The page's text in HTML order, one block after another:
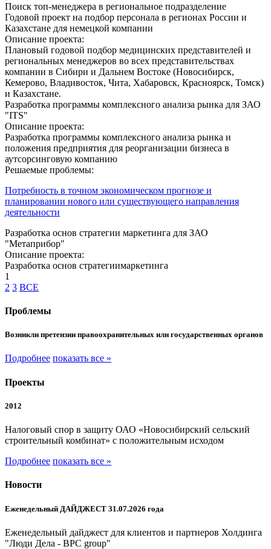
Поиск топ-менеджера в региональное подразделение
Годовой проект на подбор персонала в регионах России и
Казахстане для немецкой компании
Описание проекта:
Плановый годовой подбор медицинских представителей и
региональных менеджеров во всех представительствах
компании в Сибири и Дальнем Востоке (Новосибирск,
Кемерово, Владивосток, Чита, Хабаровск, Красноярск, Томск)
и Казахстане.
Разработка программы комплексного анализа рынка для ЗАО
"ITS"
Описание проекта:
Разработка программы комплексного анализа рынка и
положения предприятия для реорганизации бизнеса в
аутсорсинговую компанию
Решаемые проблемы:
Потребность в точном экономическом прогнозе и
планировании нового или существующего направления
деятельности
Разработка основ стратегии маркетинга для ЗАО
"Метаприбор"
Описание проекта:
Разработка основ стратегиимаркетинга
1
2 3 ВСЕ
Проблемы
Возникли претензии правоохранительных или государственных органов
Подробнее показать все »
Проекты
2012
Налоговый спор в защиту ОАО «Новосибирский сельский
строительный комбинат» с положительным исходом
Подробнее показать все »
Новости
Еженедельный ДАЙДЖЕСТ 31.07.2026 года
Еженедельный дайджест для клиентов и партнеров Холдинга
"Люди Дела - BPC group"